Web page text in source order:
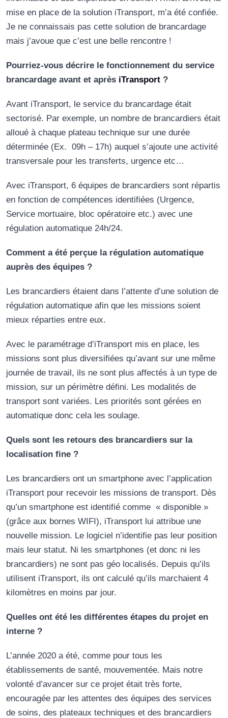
mise en place de la solution iTransport, m’a été confiée.
Je ne connaissais pas cette solution de brancardage
mais j’avoue que c’est une belle rencontre !
Pourriez-vous décrire le fonctionnement du service
brancardage avant et après iTransport ?
Avant iTransport, le service du brancardage était
sectorisé. Par exemple, un nombre de brancardiers était
alloué à chaque plateau technique sur une durée
déterminée (Ex. 09h – 17h) auquel s’ajoute une activité
transversale pour les transferts, urgence etc…
Avec iTransport, 6 équipes de brancardiers sont répartis
en fonction de compétences identifiées (Urgence,
Service mortuaire, bloc opératoire etc.) avec une
régulation automatique 24h/24.
Comment a été perçue la régulation automatique
auprès des équipes ?
Les brancardiers étaient dans l’attente d’une solution de
régulation automatique afin que les missions soient
mieux réparties entre eux.
Avec le paramétrage d’iTransport mis en place, les
missions sont plus diversifiées qu’avant sur une même
journée de travail, ils ne sont plus affectés à un type de
mission, sur un périmètre défini. Les modalités de
transport sont variées. Les priorités sont gérées en
automatique donc cela les soulage.
Quels sont les retours des brancardiers sur la
localisation fine ?
Les brancardiers ont un smartphone avec l’application
iTransport pour recevoir les missions de transport. Dès
qu’un smartphone est identifié comme « disponible »
(grâce aux bornes WIFI), iTransport lui attribue une
nouvelle mission. Le logiciel n’identifie pas leur position
mais leur statut. Ni les smartphones (et donc ni les
brancardiers) ne sont pas géo localisés. Depuis qu’ils
utilisent iTransport, ils ont calculé qu’ils marchaient 4
kilomètres en moins par jour.
Quelles ont été les différentes étapes du projet en
interne ?
L’année 2020 a été, comme pour tous les
établissements de santé, mouvementée. Mais notre
volonté d’avancer sur ce projet était très forte,
encouragée par les attentes des équipes des services
de soins, des plateaux techniques et des brancardiers